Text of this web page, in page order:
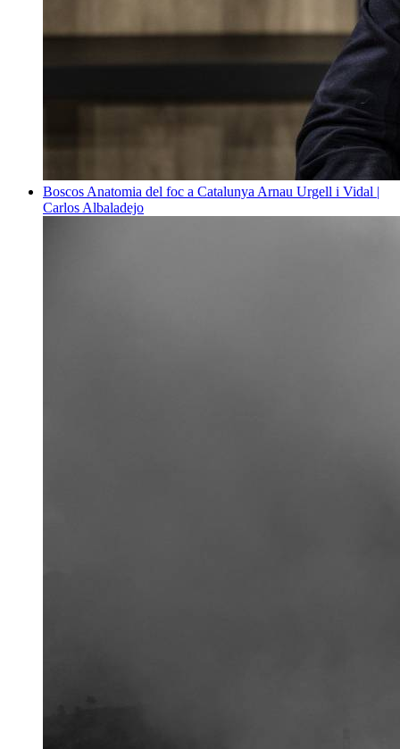
Boscos Anatomia del foc a Catalunya Arnau Urgell i Vidal |
Carlos Albaladejo